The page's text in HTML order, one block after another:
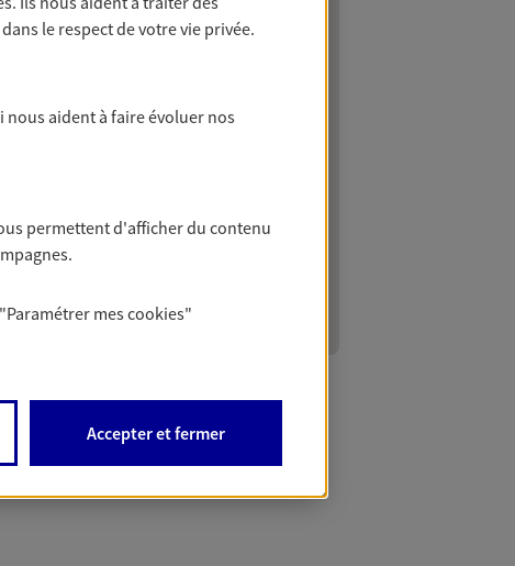
le respect de votre vie privée.
nous aident à faire évoluer nos
permettent d'afficher du contenu
"Paramétrer mescookies"
Accepter et fermer